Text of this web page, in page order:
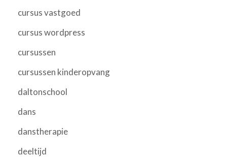
cursus vastgoed
cursus wordpress
cursussen
cursussen kinderopvang
daltonschool
dans
danstherapie
deeltijd